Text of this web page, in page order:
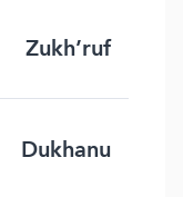
Zukh’ruf
Dukhanu